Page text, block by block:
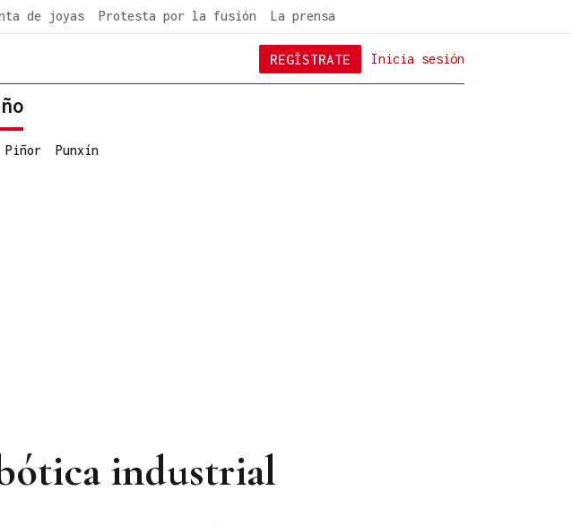
de joyas Protesta por la fusión La prensa
Inicia sesión
REGÍSTRATE
Piñor Punxín
industrial